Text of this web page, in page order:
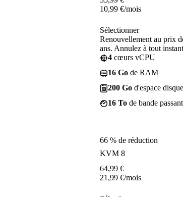
10,99 €/mois
Sélectionner
Renouvellement au prix
ans. Annulez à tout
4 cœurs vCPU
16 Go de RAM
200 Go d'espace
16 To de bande
66 % de réduction
KVM 8
64,99 €
21,99 €/mois